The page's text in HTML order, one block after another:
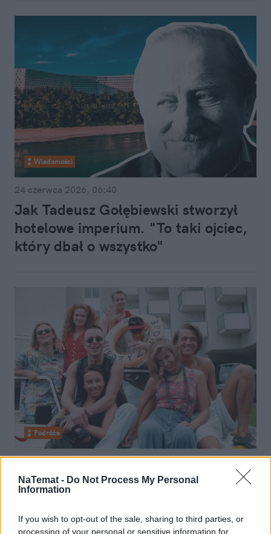
NaTemat - Do Not Process My Personal
Information
If you wish to opt-out of the sale, sharing to third parties, or
processing of your personal or sensitive information for
Wiadomości
24 czerwca 2026, 06:40
Jak Tadeusz Gołębiewski stworzył
hotelowe imperium. "To taki ojciec,
który dbał o wszystko"
Podróże
23 czerwca 2026, 13:04
Gołębiewski w Pobierowie? Hotel z
"Młodych Wilków" to dopiero
rozpalał emocje lat 90.